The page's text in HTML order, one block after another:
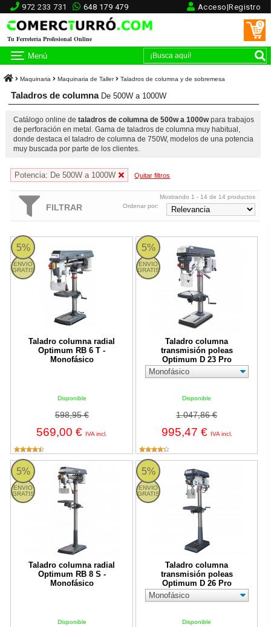
972 233 731 648 179 479 Acceso|Registro
Tu Ferretería Profesional Online
0
Menú
Maquinaria Maquinaria de Taller Taladros de columna y de sobremesa
Taladros de columnaDe 500W a 1000W
Catálogo online de taladros de columna de 500w a 1000wpara trabajos
de perforación en metal. Gama de taladros de columna muy habitual,
donde destaca el taladro de columna de 750W, modelos de una potencia
muy buscada por parte de los clientes.
Potencia: De 500W a 1000W Quitar filtros
FILTRAR
Mostrando 1 - 14 de 14 productos
Ordenar por:
5%
ENVIO
GRATIS
Taladro columna radial
Optimum RB 6 T -
Monofásico
Disponible
598,95 €
569,00 € IVA incl.
RB 6 T Optimum 5%
ENVIO
GRATIS
Taladro columna
transmisión poleas
Optimum D 23 Pro
Disponible
1.047,86 €
995,47 € IVA incl.
Taladro columna transmisión
5%
ENVIO
GRATIS
Taladro columna radial
Optimum RB 8 S -
Monofásico
Disponible
RB 8 S Optimum 5%
ENVIO
GRATIS
Taladro columna
transmisión poleas
Optimum D 26 Pro
Disponible
Taladro columna transmisión